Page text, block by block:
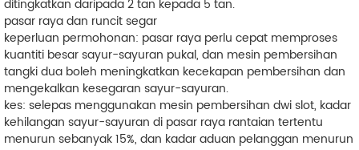
ditingkatkan daripada 2 tan kepada 5 tan.
pasar raya dan runcit segar
keperluan permohonan: pasar raya perlu cepat memproses
kuantiti besar sayur-sayuran pukal, dan mesin pembersihan
tangki dua boleh meningkatkan kecekapan pembersihan dan
mengekalkan kesegaran sayur-sayuran.
kes: selepas menggunakan mesin pembersihan dwi slot, kadar
kehilangan sayur-sayuran di pasar raya rantaian tertentu
menurun sebanyak 15%, dan kadar aduan pelanggan menurun